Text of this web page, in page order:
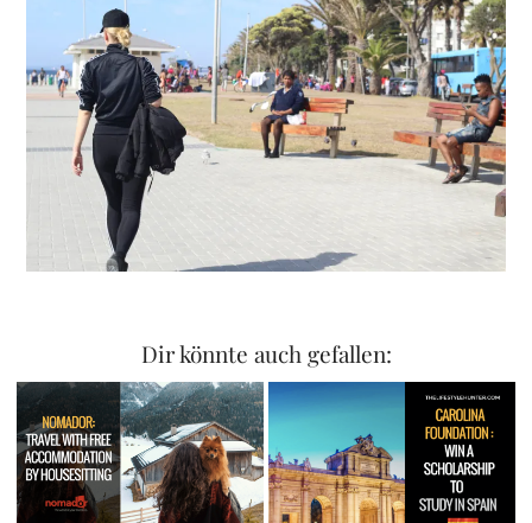
Dir könnte auch gefallen: